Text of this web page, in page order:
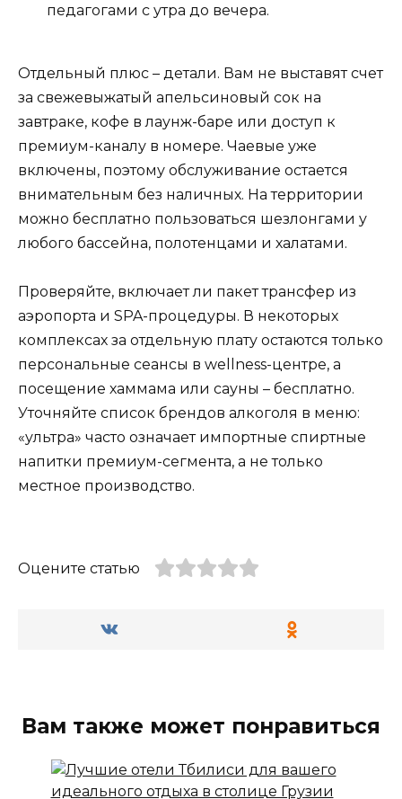
педагогами с утра до вечера.
Отдельный плюс – детали. Вам не выставят счет
за свежевыжатый апельсиновый сок на
завтраке, кофе в лаунж-баре или доступ к
премиум-каналу в номере. Чаевые уже
включены, поэтому обслуживание остается
внимательным без наличных. На территории
можно бесплатно пользоваться шезлонгами у
любого бассейна, полотенцами и халатами.
Проверяйте, включает ли пакет трансфер из
аэропорта и SPA-процедуры. В некоторых
комплексах за отдельную плату остаются только
персональные сеансы в wellness-центре, а
посещение хаммама или сауны – бесплатно.
Уточняйте список брендов алкоголя в меню:
«ультра» часто означает импортные спиртные
напитки премиум-сегмента, а не только
местное производство.
Оцените статью
Вам также может понравиться